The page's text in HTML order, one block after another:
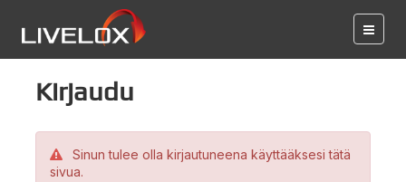
Kirjaudu
Sinun tulee olla kirjautuneena käyttääksesi tätä
sivua.